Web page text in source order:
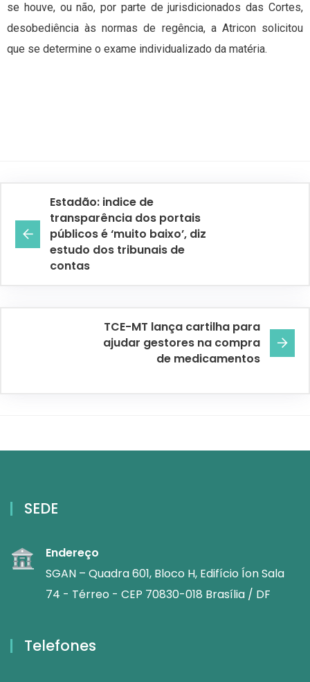
se houve, ou não, por parte de jurisdicionados das Cortes,
desobediência às normas de regência, a Atricon solicitou
que se determine o exame individualizado da matéria.
Estadão: indice de
transparência dos portais
públicos é ‘muito baixo’, diz
estudo dos tribunais de
contas
TCE-MT lança cartilha para
ajudar gestores na compra
de medicamentos
SEDE
Endereço
SGAN – Quadra 601, Bloco H, Edifício Íon Sala
74 - Térreo - CEP 70830-018 Brasília / DF
Telefones